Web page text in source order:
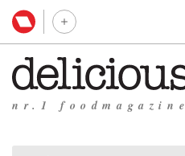
nr.1 foodmagazine